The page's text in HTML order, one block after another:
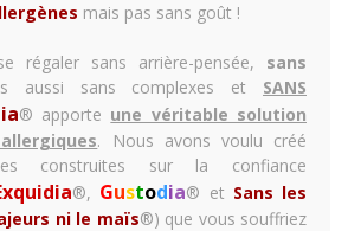
mais pas sans goût !
régaler sans arrière-pensée, sans
aussi sans complexes et SANS
® apporte une véritable solution
. Nous avons voulu créé
construites sur la confiance
®, Gustodia® et Sans les
ni le maïs®) que vous souffriez